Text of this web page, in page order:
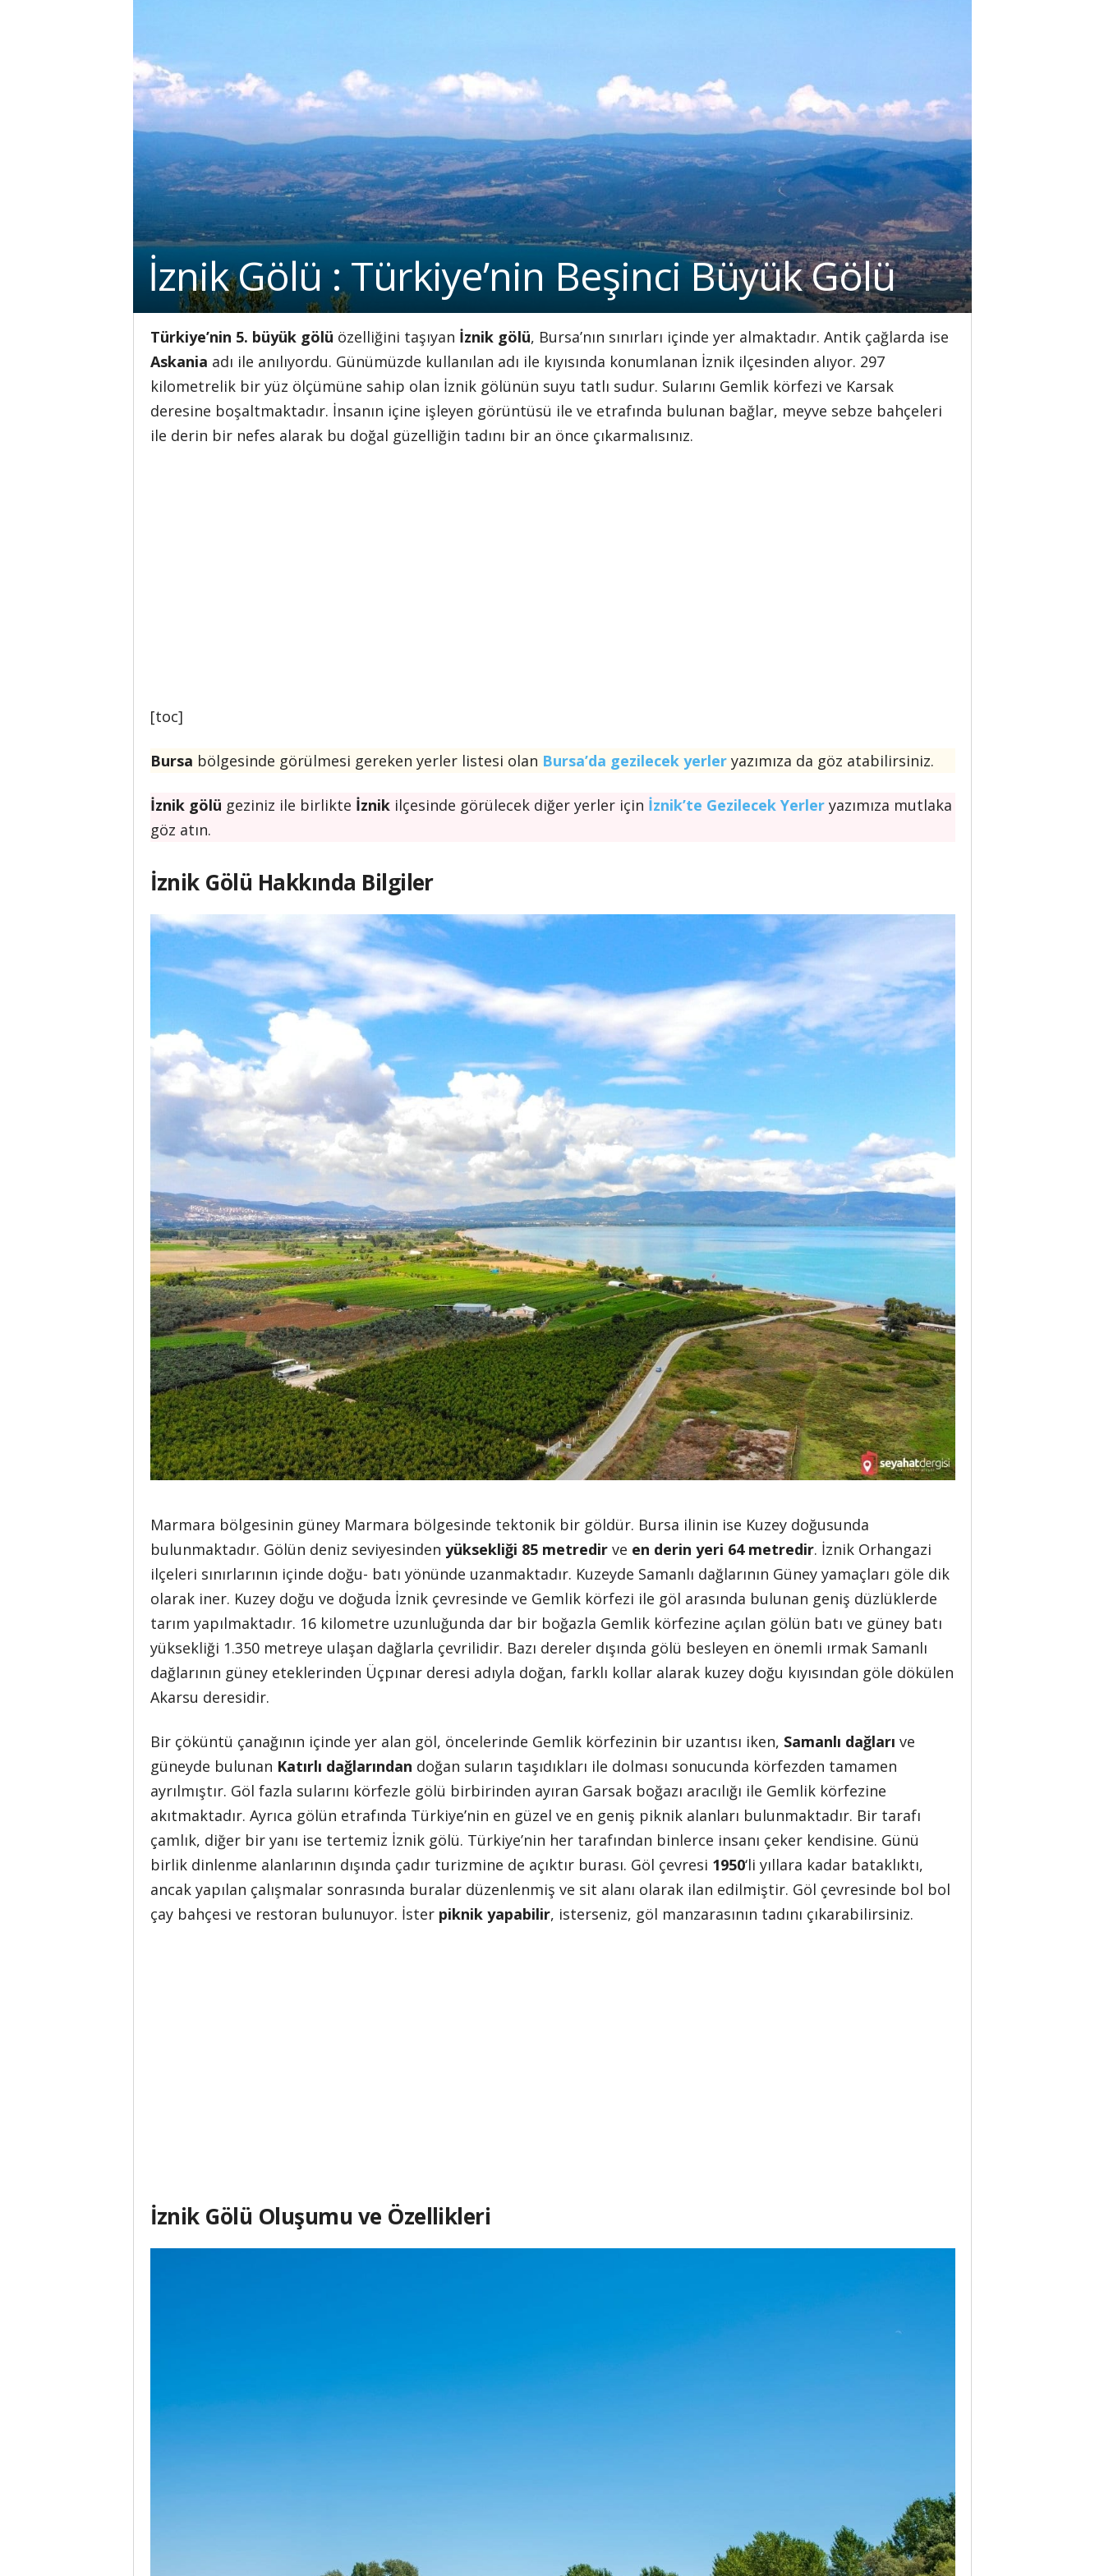
İznik Gölü : Türkiye’nin Beşinci Büyük Gölü
Türkiye’nin 5. büyük gölü özelliğini taşıyan İznik gölü, Bursa’nın sınırları içinde yer almaktadır. Antik çağlarda ise
Askania adı ile anılıyordu. Günümüzde kullanılan adı ile kıyısında konumlanan İznik ilçesinden alıyor. 297
kilometrelik bir yüz ölçümüne sahip olan İznik gölünün suyu tatlı sudur. Sularını Gemlik körfezi ve Karsak
deresine boşaltmaktadır. İnsanın içine işleyen görüntüsü ile ve etrafında bulunan bağlar, meyve sebze bahçeleri
ile derin bir nefes alarak bu doğal güzelliğin tadını bir an önce çıkarmalısınız.
[toc]
Bursa bölgesinde görülmesi gereken yerler listesi olan Bursa’da gezilecek yerleryazımıza da göz atabilirsiniz.
İznik gölü geziniz ile birlikte İznikilçesinde görülecek diğer yerler için İznik’te Gezilecek Yerleryazımıza mutlaka
göz atın.
İznik Gölü Hakkında Bilgiler
Marmara bölgesinin güney Marmara bölgesinde tektonik bir göldür. Bursa ilinin ise Kuzey doğusunda
bulunmaktadır. Gölün deniz seviyesinden yüksekliği 85 metredirve en derin yeri 64 metredir. İznik Orhangazi
ilçeleri sınırlarının içinde doğu- batı yönünde uzanmaktadır. Kuzeyde Samanlı dağlarının Güney yamaçları göle dik
olarak iner. Kuzey doğu ve doğuda İznik çevresinde ve Gemlik körfezi ile göl arasında bulunan geniş düzlüklerde
tarım yapılmaktadır. 16 kilometre uzunluğunda dar bir boğazla Gemlik körfezine açılan gölün batı ve güney batı
yüksekliği 1.350 metreye ulaşan dağlarla çevrilidir. Bazı dereler dışında gölü besleyen en önemli ırmak Samanlı
dağlarının güney eteklerinden Üçpınar deresi adıyla doğan, farklı kollar alarak kuzey doğu kıyısından göle dökülen
Akarsu deresidir.
Bir çöküntü çanağının içinde yer alan göl, öncelerinde Gemlik körfezinin bir uzantısı iken, Samanlı dağları ve
güneyde bulunan Katırlı dağlarından doğan suların taşıdıkları ile dolması sonucunda körfezden tamamen
ayrılmıştır. Göl fazla sularını körfezle gölü birbirinden ayıran Garsak boğazı aracılığı ile Gemlik körfezine
akıtmaktadır. Ayrıca gölün etrafında Türkiye’nin en güzel ve en geniş piknik alanları bulunmaktadır. Bir tarafı
çamlık, diğer bir yanı ise tertemiz İznik gölü. Türkiye’nin her tarafından binlerce insanı çeker kendisine. Günü
birlik dinlenme alanlarının dışında çadır turizmine de açıktır burası. Göl çevresi 1950‘li yıllara kadar bataklıktı,
ancak yapılan çalışmalar sonrasında buralar düzenlenmiş ve sit alanı olarak ilan edilmiştir. Göl çevresinde bol bol
çay bahçesi ve restoran bulunuyor. İster piknik yapabilir, isterseniz, göl manzarasının tadını çıkarabilirsiniz.
İznik Gölü Oluşumu ve Özellikleri